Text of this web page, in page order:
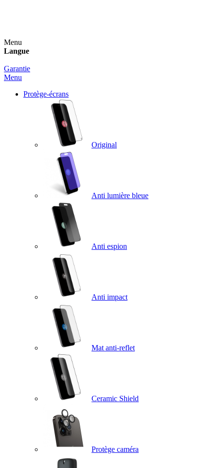
Menu
Langue
Garantie
Menu
Protège-écrans
Original
Anti lumière bleue
Anti espion
Anti impact
Mat anti-reflet
Ceramic Shield
Protège caméra